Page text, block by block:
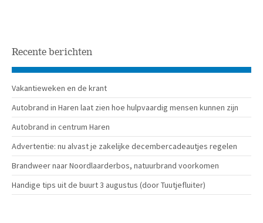
Recente berichten
Vakantieweken en de krant
Autobrand in Haren laat zien hoe hulpvaardig mensen kunnen zijn
Autobrand in centrum Haren
Advertentie: nu alvast je zakelijke decembercadeautjes regelen
Brandweer naar Noordlaarderbos, natuurbrand voorkomen
Handige tips uit de buurt 3 augustus (door Tuutjefluiter)